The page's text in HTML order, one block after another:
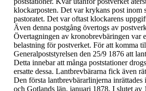
klockarposten. Det var krykans post inom
pastoratet. Det var oftast klockarens
Även denna postgång övertogs av
Övertagningen av kronobrevbäringen var
belastning för postverket. För att komma
Generalpoststyrelsen den 25/9 1876 att
Detta innebar att många poststationer
ersatte dessa. Lantbrevbärarna fick även
Den första lantbrevbärarlinjerna
och Gotlands län, januari 1878. I slutet av